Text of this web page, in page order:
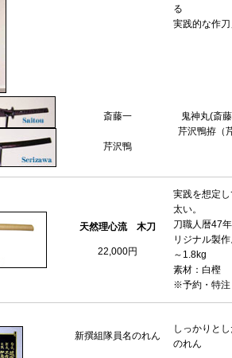
る
実践的な作
斎藤一
芹沢鴨
鬼神丸(斎
芹沢鴨拵（
天然理心流 木刀
22,000円
実践を想定
太い。
刀職人暦47
リジナル製
～1.8kg
素材：白樫
※予約・特注
新撰組隊員名のれん
しっかりと
のれん